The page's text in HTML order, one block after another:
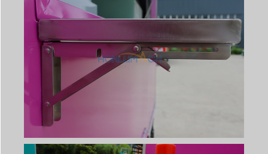
Slovenščina
Српски језик
Norsk nynorsk